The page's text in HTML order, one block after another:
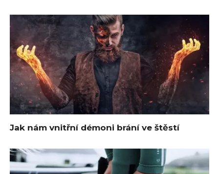
Jak nám vnitřní démoni brání ve štěstí